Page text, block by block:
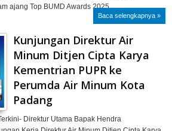
ajang Top BUMD Awards 2025…
Baca selengkapnya »
Kunjungan Direktur Air
Minum Ditjen Cipta Karya
Kementrian PUPR ke
Perumda Air Minum Kota
Padang
Direktur Utama Bapak Hendra